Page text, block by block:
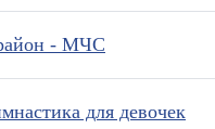
- МЧС
для девочек